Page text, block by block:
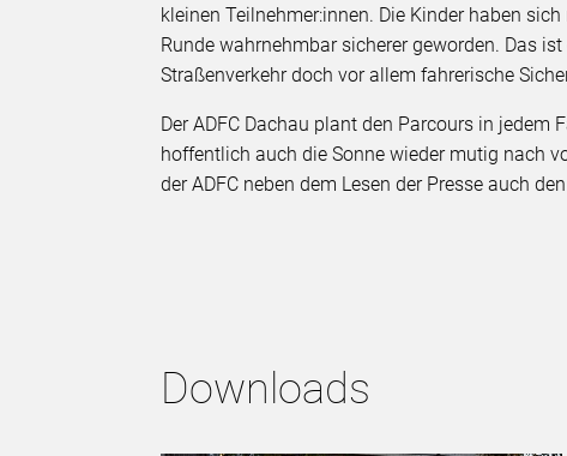
kleinen Teilnehmer:innen. Die Kinder haben
Runde wahrnehmbar sicherer geworden. Das
Straßenverkehr doch vor allem fahrerische
Der ADFC Dachau plant den Parcours in
hoffentlich auch die Sonne wieder mutig nach
der ADFC neben dem Lesen der Presse auch
Downloads